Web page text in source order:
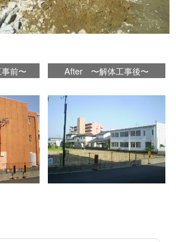
前〜 After 〜解体工事後〜